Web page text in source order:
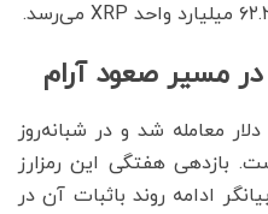
مسیر صعود آرام
بایننس کوین با قیمت ۵۸۴.۶۰ دلار معامله شد و در شبانه‌روز
است. بازدهی هفتگی این رمزارز
بیانگر ادامه روند باثبات آن در